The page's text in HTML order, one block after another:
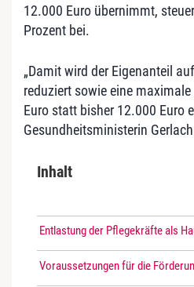
12.000 Euro übernimmt,
Prozent bei.
„Damit wird der Eigenanteil
reduziert sowie eine
Euro statt bisher 12.000 Euro
Gesundheitsministerin
Inhalt
Entlastung der Pflegekräfte als
Voraussetzungen für die